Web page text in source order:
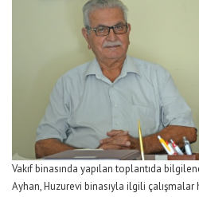
Vakıf binasında yapılan toplantıda
Ayhan, Huzurevi binasıyla ilgili